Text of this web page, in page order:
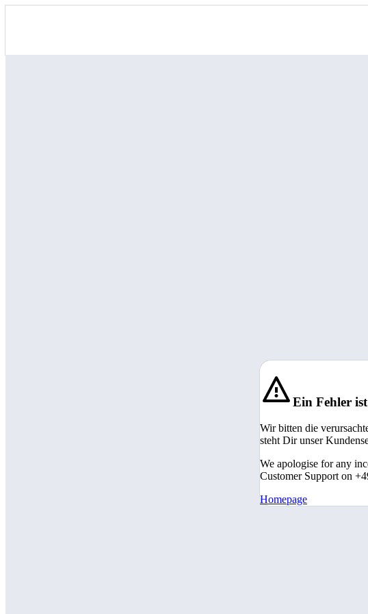
Ein Fehler
Wir bitten die
steht Dir unser
We apologise for any
Customer Support on
Homepage